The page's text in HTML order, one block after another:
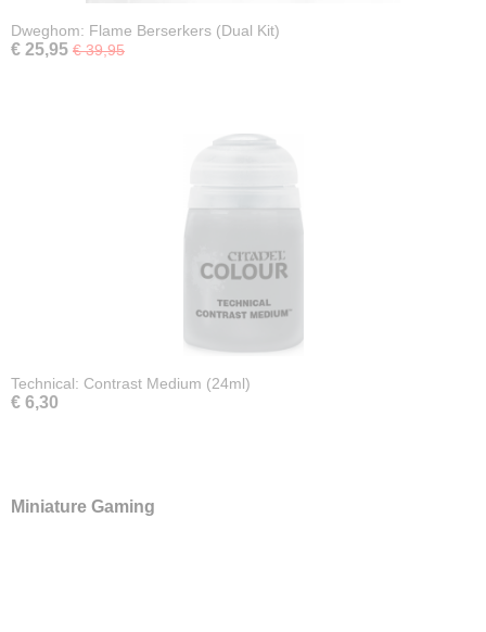
Dweghom: Flame Berserkers (Dual Kit)
€ 25,95 € 39,95
Technical: Contrast Medium (24ml)
€ 6,30
Miniature Gaming